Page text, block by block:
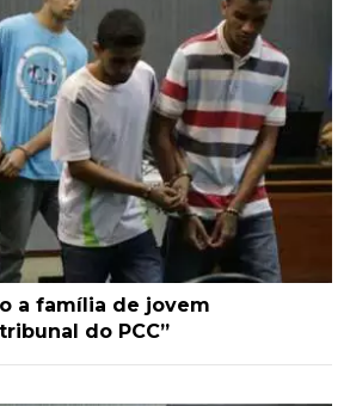
a família de jovem
do PCC”